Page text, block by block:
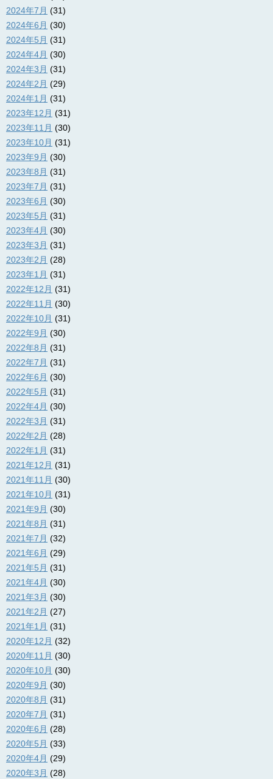
2024年7月 (31)
2024年6月 (30)
2024年5月 (31)
2024年4月 (30)
2024年3月 (31)
2024年2月 (29)
2024年1月 (31)
2023年12月 (31)
2023年11月 (30)
2023年10月 (31)
2023年9月 (30)
2023年8月 (31)
2023年7月 (31)
2023年6月 (30)
2023年5月 (31)
2023年4月 (30)
2023年3月 (31)
2023年2月 (28)
2023年1月 (31)
2022年12月 (31)
2022年11月 (30)
2022年10月 (31)
2022年9月 (30)
2022年8月 (31)
2022年7月 (31)
2022年6月 (30)
2022年5月 (31)
2022年4月 (30)
2022年3月 (31)
2022年2月 (28)
2022年1月 (31)
2021年12月 (31)
2021年11月 (30)
2021年10月 (31)
2021年9月 (30)
2021年8月 (31)
2021年7月 (32)
2021年6月 (29)
2021年5月 (31)
2021年4月 (30)
2021年3月 (30)
2021年2月 (27)
2021年1月 (31)
2020年12月 (32)
2020年11月 (30)
2020年10月 (30)
2020年9月 (30)
2020年8月 (31)
2020年7月 (31)
2020年6月 (28)
2020年5月 (33)
2020年4月 (29)
2020年3月 (28)